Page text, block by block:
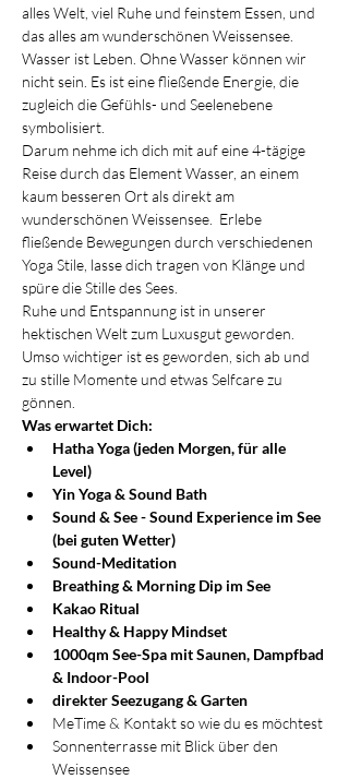
alles Welt, viel Ruhe und feinstem Essen, und
das alles am wunderschönen Weissensee.
Wasser ist Leben. Ohne Wasser können wir
nicht sein. Es ist eine fließende Energie, die
zugleich die Gefühls- und Seelenebene
symbolisiert.
Darum nehme ich dich mit auf eine 4-tägige
Reise durch das Element Wasser, an einem
kaum besseren Ort als direkt am
wunderschönen Weissensee.  Erlebe
fließende Bewegungen durch verschiedenen
Yoga Stile, lasse dich tragen von Klänge und
spüre die Stille des Sees.
Ruhe und Entspannung ist in unserer
hektischen Welt zum Luxusgut geworden.
Umso wichtiger ist es geworden, sich ab und
zu stille Momente und etwas Selfcare zu
gönnen.
Was erwartet Dich:
Hatha Yoga (jeden Morgen, für alle
Level)
Yin Yoga & Sound Bath
Sound & See - Sound Experience im See
(bei guten Wetter)
Sound-Meditation
Breathing & Morning Dip im See
Kakao Ritual
Healthy & Happy Mindset
1000qm See-Spa mit Saunen, Dampfbad
& Indoor-Pool
direkter Seezugang & Garten
MeTime & Kontakt so wie du es möchtest
Sonnenterrasse mit Blick über den
Weissensee